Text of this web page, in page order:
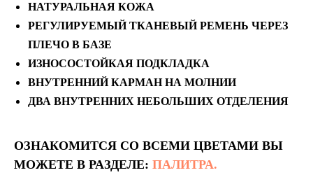
НАТУРАЛЬНАЯ КОЖА
РЕГУЛИРУЕМЫЙ ТКАНЕВЫЙ РЕМЕНЬ ЧЕРЕЗ
ПЛЕЧО В БАЗЕ
ИЗНОСОСТОЙКАЯ ПОДКЛАДКА
ВНУТРЕННИЙ КАРМАН НА МОЛНИИ
ДВА ВНУТРЕННИХ НЕБОЛЬШИХ ОТДЕЛЕНИЯ
ОЗНАКОМИТСЯ СО ВСЕМИ ЦВЕТАМИ ВЫ
МОЖЕТЕ В РАЗДЕЛЕ: ПАЛИТРА.